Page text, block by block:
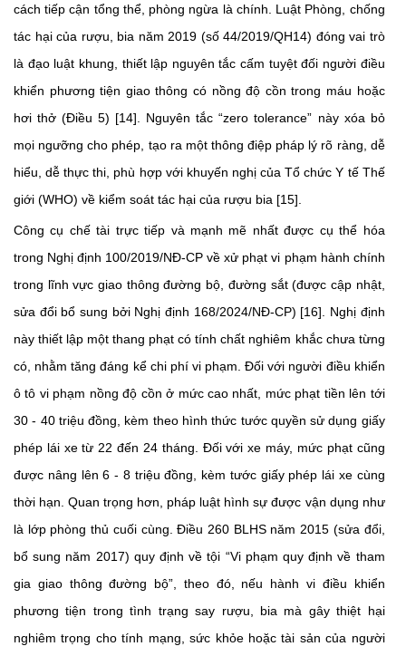
cách tiếp cận tổng thể, phòng ngừa là chính. Luật Phòng, chống
tác hại của rượu, bia năm 2019 (số 44/2019/QH14) đóng vai trò
là đạo luật khung, thiết lập nguyên tắc cấm tuyệt đối người điều
khiển phương tiện giao thông có nồng độ cồn trong máu hoặc
hơi thở (Điều 5) [14]. Nguyên tắc “zero tolerance” này xóa bỏ
mọi ngưỡng cho phép, tạo ra một thông điệp pháp lý rõ ràng, dễ
hiểu, dễ thực thi, phù hợp với khuyến nghị của Tổ chức Y tế Thế
giới (WHO) về kiểm soát tác hại của rượu bia [15].
Công cụ chế tài trực tiếp và mạnh mẽ nhất được cụ thể hóa
trong Nghị định 100/2019/NĐ-CP về xử phạt vi phạm hành chính
trong lĩnh vực giao thông đường bộ, đường sắt (được cập nhật,
sửa đổi bổ sung bởi Nghị định 168/2024/NĐ-CP) [16]. Nghị định
này thiết lập một thang phạt có tính chất nghiêm khắc chưa từng
có, nhằm tăng đáng kể chi phí vi phạm. Đối với người điều khiển
ô tô vi phạm nồng độ cồn ở mức cao nhất, mức phạt tiền lên tới
30 - 40 triệu đồng, kèm theo hình thức tước quyền sử dụng giấy
phép lái xe từ 22 đến 24 tháng. Đối với xe máy, mức phạt cũng
được nâng lên 6 - 8 triệu đồng, kèm tước giấy phép lái xe cùng
thời hạn. Quan trọng hơn, pháp luật hình sự được vận dụng như
là lớp phòng thủ cuối cùng. Điều 260 BLHS năm 2015 (sửa đổi,
bổ sung năm 2017) quy định về tội “Vi phạm quy định về tham
gia giao thông đường bộ”, theo đó, nếu hành vi điều khiển
phương tiện trong tình trạng say rượu, bia mà gây thiệt hại
nghiêm trọng cho tính mạng, sức khỏe hoặc tài sản của người